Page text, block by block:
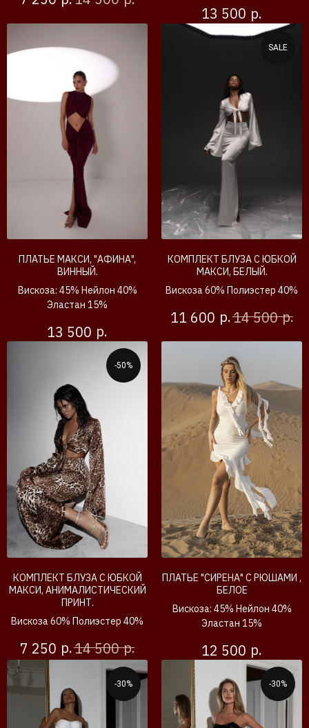
13 500 р.
ПЛАТЬЕ МАКСИ, "АФИНА",
ВИННЫЙ.
Вискоза: 45% Нейлон 40%
Эластан 15%
13 500 р.
SALE
КОМПЛЕКТ БЛУЗА С ЮБКОЙ
МАКСИ, БЕЛЫЙ.
Вискоза 60% Полиэстер 40%
11 600 р.14 500 р.
-50%
КОМПЛЕКТ БЛУЗА С ЮБКОЙ
МАКСИ, АНИМАЛИСТИЧЕСКИЙ
ПРИНТ.
Вискоза 60% Полиэстер 40%
7 250 р.14 500 р.
ПЛАТЬЕ "СИРЕНА" С РЮШАМИ ,
БЕЛОЕ
Вискоза: 45% Нейлон 40%
Эластан 15%
12 500 р.
-30% -30%